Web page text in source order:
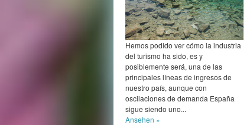
Hemos podido ver cómo la industria
del turismo ha sido, es y
posiblemente será, una de las
principales líneas de ingresos de
nuestro país, aunque con
oscilaciones de demanda España
sigue siendo uno...
Ansehen »